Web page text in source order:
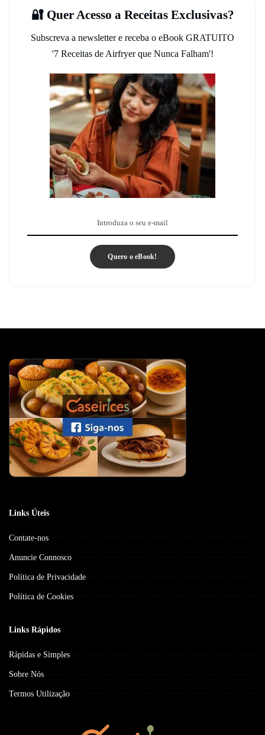
🔐 Quer Acesso a Receitas Exclusivas?
Subscreva a newsletter e receba o eBook GRATUITO
'7 Receitas de Airfryer que Nunca Falham'!
Quero o eBook!
Links Úteis
Contate-nos
Anuncie Connosco
Política de Privacidade
Política de Cookies
Links Rápidos
Rápidas e Simples
Sobre Nós
Termos Utilização